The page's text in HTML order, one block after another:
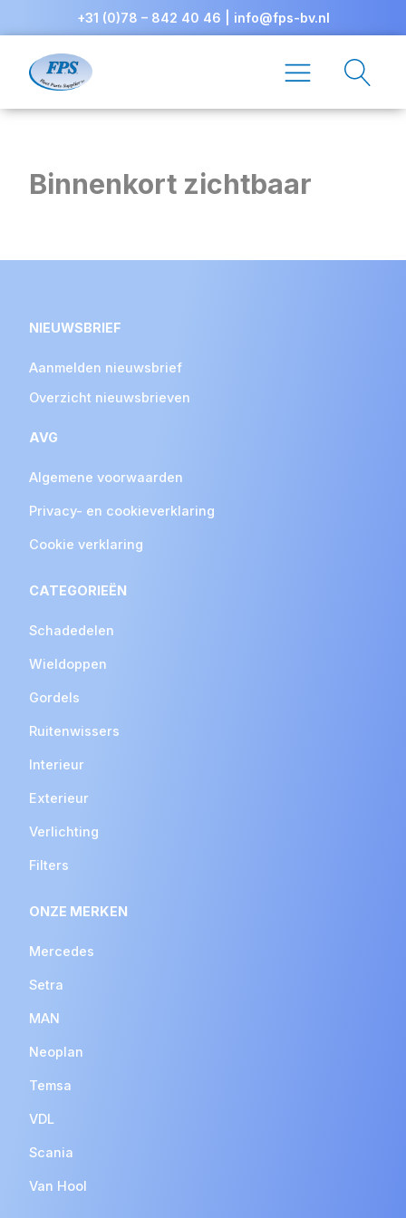
+31 (0)78 – 842 40 46 info@fps-bv.nl
Binnenkort zichtbaar
NIEUWSBRIEF
Aanmelden nieuwsbrief
Overzicht nieuwsbrieven
AVG
Algemene voorwaarden
Privacy- en cookieverklaring
Cookie verklaring
CATEGORIEËN
Schadedelen
Wieldoppen
Gordels
Ruitenwissers
Interieur
Exterieur
Verlichting
Filters
ONZE MERKEN
Mercedes
Setra
MAN
Neoplan
Temsa
VDL
Scania
Van Hool